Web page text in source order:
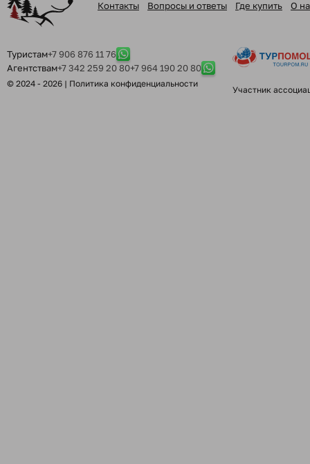
Контакты Вопросы и ответы Где купить О
Туристам+7 906 876 11 76
Агентствам+7 342 259 20 80+7 964 190 20 80
© 2024 - 2026 | Политика конфиденциальности
Участник